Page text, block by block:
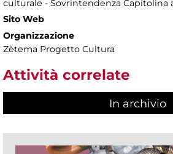
culturale - Sovrintendenza Capitolina
Sito Web
Organizzazione
Zètema Progetto Cultura
Attività correlate
In archivio